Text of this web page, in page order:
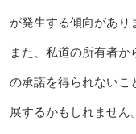
が発生する傾向があり
また、私道の所有者
の承諾を得られないこ
展するかもしれません。